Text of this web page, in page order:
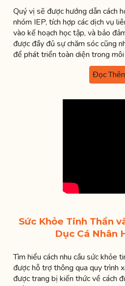
Quý vị sẽ được hướng dẫn cách
nhóm IEP, tích hợp các dịch vụ
vào kế hoạch học tập, và bảo
được đầy đủ sự chăm sóc cũng
để phát triển toàn diện trong
Đọc
Sức Khỏe Tinh Thần
Dục Cá Nhân
Tìm hiểu cách nhu cầu sức khỏe
được hỗ trợ thông qua quy trình
được trang bị kiến thức về cách